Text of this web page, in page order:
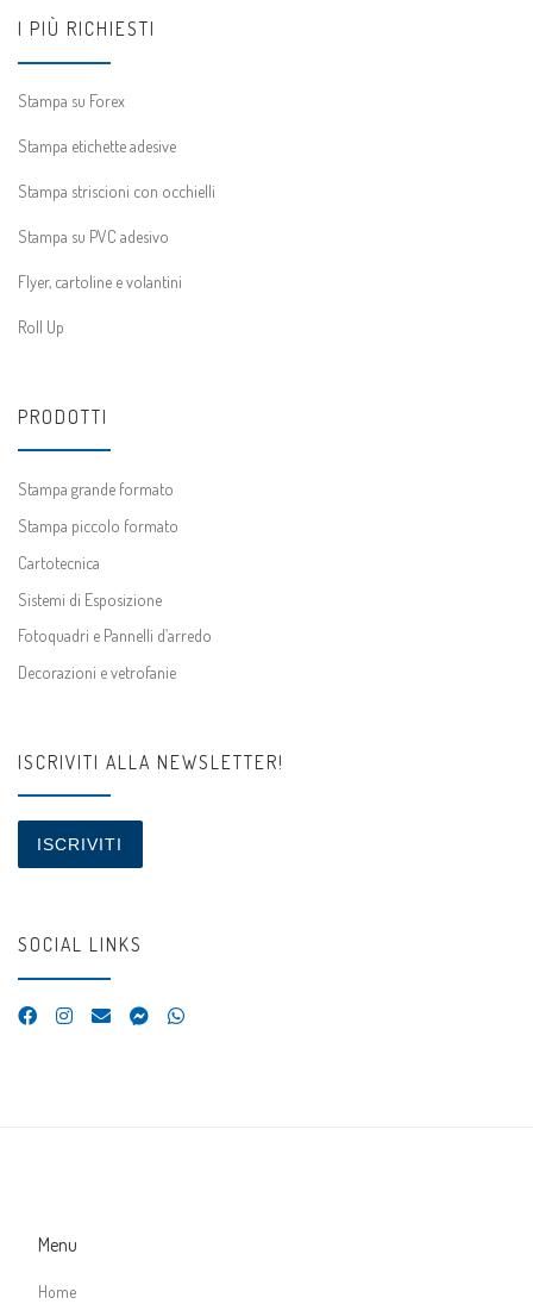
I PIÙ RICHIESTI
Stampa su Forex
Stampa etichette adesive
Stampa striscioni con occhielli
Stampa su PVC adesivo
Flyer, cartoline e volantini
Roll Up
PRODOTTI
Stampa grande formato
Stampa piccolo formato
Cartotecnica
Sistemi di Esposizione
Fotoquadri e Pannelli d’arredo
Decorazioni e vetrofanie
ISCRIVITI ALLA NEWSLETTER!
ISCRIVITI
SOCIAL LINKS
Menu
Home